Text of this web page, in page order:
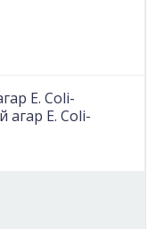
E. Coli-
агар E. Coli-